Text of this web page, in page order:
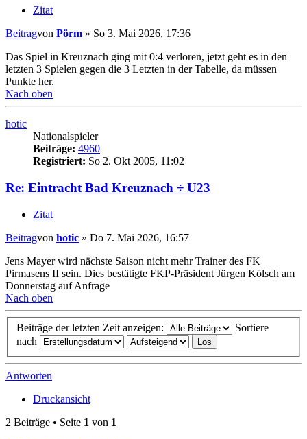
Zitat
Beitragvon Pörm » So 3. Mai 2026, 17:36
Das Spiel in Kreuznach ging mit 0:4 verloren, jetzt geht es in den
letzten 3 Spielen gegen die 3 Letzten in der Tabelle, da müssen
Punkte her.
Nach oben
hotic
Nationalspieler
Beiträge: 4960
Registriert: So 2. Okt 2005, 11:02
Re: Eintracht Bad Kreuznach ÷ U23
Zitat
Beitragvon hotic » Do 7. Mai 2026, 16:57
Jens Mayer wird nächste Saison nicht mehr Trainer des FK
Pirmasens II sein. Dies bestätigte FKP-Präsident Jürgen Kölsch am
Donnerstag auf Anfrage
Nach oben
Beiträge der letzten Zeit anzeigen:
Sortiere
nach
Antworten
Druckansicht
2 Beiträge • Seite 1 von 1